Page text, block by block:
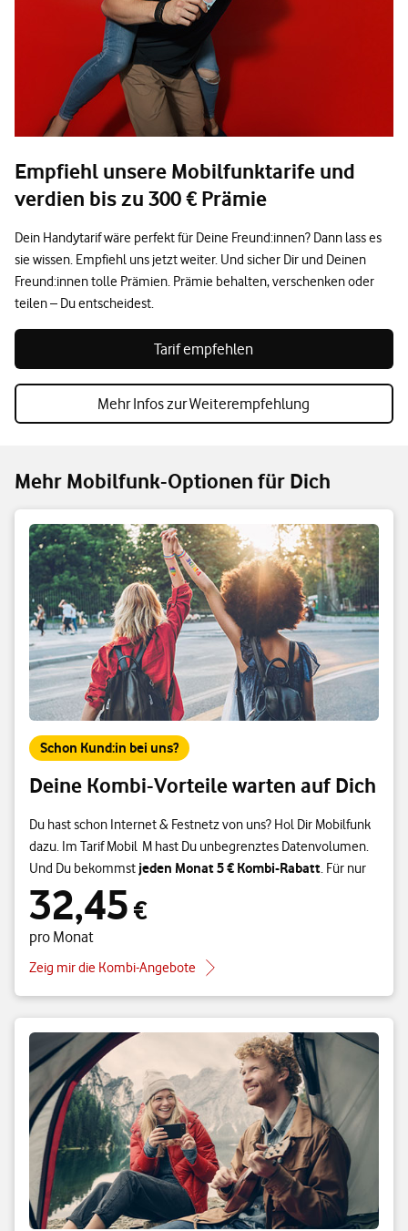
Empfiehl unsere Mobilfunktarife und
verdien bis zu 300 € Prämie
Dein Handytarif wäre perfekt für Deine Freund:innen? Dann lass es
sie wissen. Empfiehl uns jetzt weiter. Und sicher Dir und Deinen
Freund:innen tolle Prämien. Prämie behalten, verschenken oder
teilen – Du entscheidest.
Tarif empfehlen
Mehr Infos zur Weiterempfehlung
Mehr Mobilfunk-Optionen für Dich
Schon Kund:in bei uns?
Deine Kombi-Vorteile warten auf Dich
Du hast schon Internet & Festnetz von uns? Hol Dir Mobilfunk
dazu. Im Tarif Mobil M hast Du unbegrenztes Datenvolumen.
Und Du bekommst jeden Monat 5 € Kombi-Rabatt. Für nur
32,45 € pro Monat
32,45 €
pro Monat
Zeig mir die Kombi-Angebote